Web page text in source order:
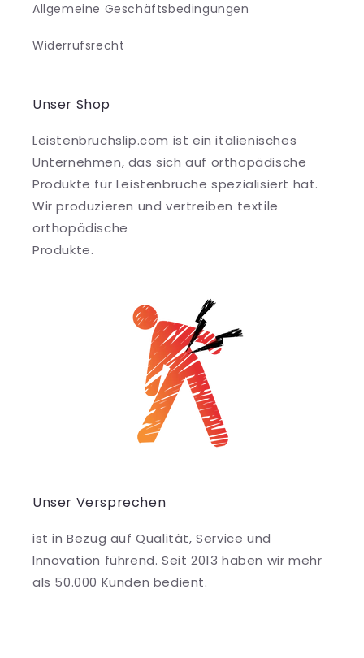
Allgemeine Geschäftsbedingungen
Widerrufsrecht
Unser Shop
Leistenbruchslip.com ist ein italienisches
Unternehmen, das sich auf orthopädische
Produkte für Leistenbrüche spezialisiert hat.
Wir produzieren und vertreiben textile
orthopädische
Produkte.
Unser Versprechen
ist in Bezug auf Qualität, Service und
Innovation führend. Seit 2013 haben wir mehr
als 50.000 Kunden bedient.